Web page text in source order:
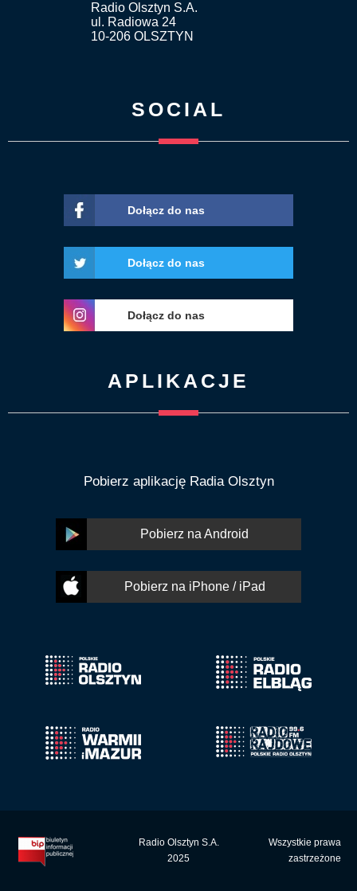
Radio Olsztyn S.A.
ul. Radiowa 24
10-206 OLSZTYN
SOCIAL
Dołącz do nas
Dołącz do nas
Dołącz do nas
APLIKACJE
Pobierz aplikację Radia Olsztyn
Pobierz na Android
Pobierz na iPhone / iPad
Radio Olsztyn S.A.
2025
Wszystkie prawa
zastrzeżone